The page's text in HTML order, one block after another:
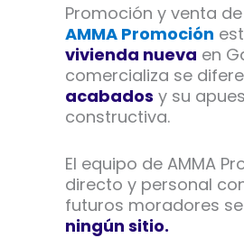
Promoción y venta
AMMA Promoción
vivienda nueva en
comercializa se
acabados y su
constructiva.
El equipo de AMMA
directo y personal
futuros moradores
ningún sitio.